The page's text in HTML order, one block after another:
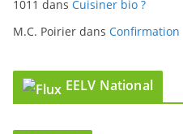
1011 dans Cuisiner bio ?
M.C. Poirier dans Confirmation
EELV National